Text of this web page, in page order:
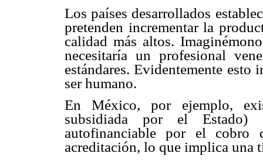
Los países desarrollados
pretenden incrementar la
calidad más altos.
necesitaría un profesional
estándares. Evidentemente
ser humano.
En México, por ejemplo,
subsidiada por el Estado)
autofinanciable por el cobro
acreditación, lo que implica una